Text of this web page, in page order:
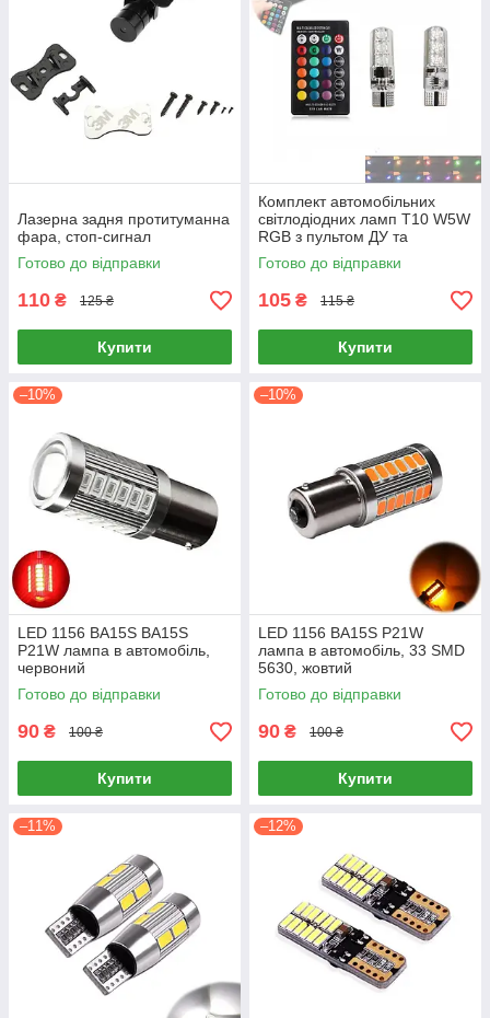
Лазерна задня протитуманна
фара, стоп-сигнал
Готово до відправки
110 ₴ 125 ₴
Купити
Комплект автомобільних
світлодіодних ламп T10 W5W
RGB з пультом ДУ та
ефектом стробоскопа 12 В 2
шт. для габаритів та салону
Готово до відправки
105 ₴ 115 ₴
Купити
–10%
LED 1156 BA15S BA15S
P21W лампа в автомобіль,
червоний
Готово до відправки
90 ₴ 100 ₴
Купити
–10%
LED 1156 BA15S P21W
лампа в автомобіль, 33 SMD
5630, жовтий
Готово до відправки
90 ₴ 100 ₴
Купити
–11% –12%